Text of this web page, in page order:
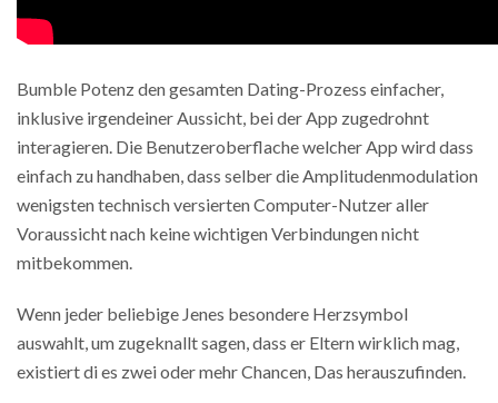
Bumble Potenz den gesamten Dating-Prozess einfacher,
inklusive irgendeiner Aussicht, bei der App zugedrohnt
interagieren. Die Benutzeroberflache welcher App wird dass
einfach zu handhaben, dass selber die Amplitudenmodulation
wenigsten technisch versierten Computer-Nutzer aller
Voraussicht nach keine wichtigen Verbindungen nicht
mitbekommen.
Wenn jeder beliebige Jenes besondere Herzsymbol
auswahlt, um zugeknallt sagen, dass er Eltern wirklich mag,
existiert di es zwei oder mehr Chancen, Das herauszufinden.